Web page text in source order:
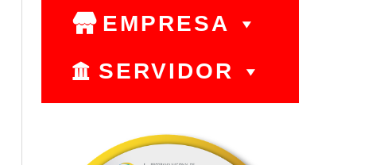
EMPRESA
SERVIDOR